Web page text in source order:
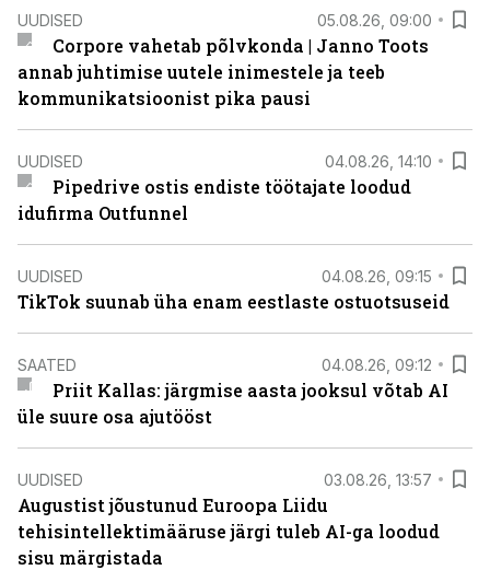
UUDISED 05.08.26, 09:00
Corpore vahetab põlvkonda | Janno Toots
annab juhtimise uutele inimestele ja teeb
kommunikatsioonist pika pausi
UUDISED 04.08.26, 14:10
Pipedrive ostis endiste töötajate loodud
idufirma Outfunnel
UUDISED 04.08.26, 09:15
TikTok suunab üha enam eestlaste ostuotsuseid
SAATED 04.08.26, 09:12
Priit Kallas: järgmise aasta jooksul võtab AI
üle suure osa ajutööst
UUDISED 03.08.26, 13:57
Augustist jõustunud Euroopa Liidu
tehisintellektimääruse järgi tuleb AI-ga loodud
sisu märgistada